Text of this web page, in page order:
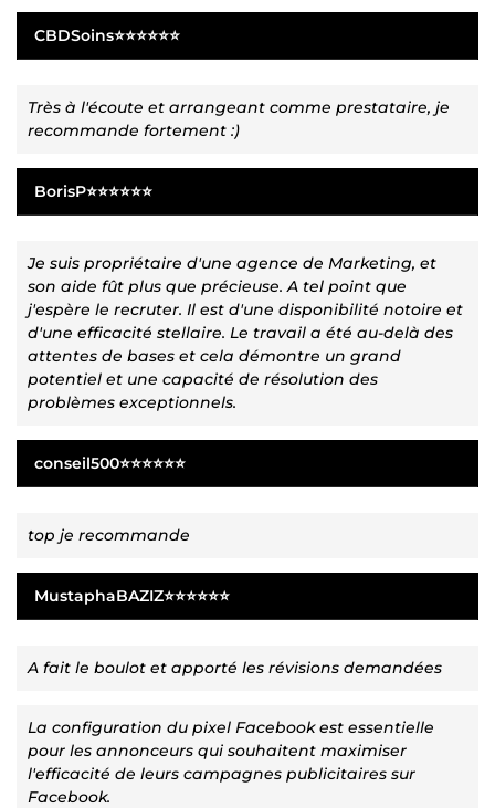
CBDSoins⭐⭐⭐⭐⭐⭐
Très à l'écoute et arrangeant comme prestataire, je
recommande fortement :)
BorisP⭐⭐⭐⭐⭐⭐
Je suis propriétaire d'une agence de Marketing, et
son aide fût plus que précieuse. A tel point que
j'espère le recruter. Il est d'une disponibilité notoire et
d'une efficacité stellaire. Le travail a été au-delà des
attentes de bases et cela démontre un grand
potentiel et une capacité de résolution des
problèmes exceptionnels.
conseil500⭐⭐⭐⭐⭐⭐
top je recommande
MustaphaBAZIZ⭐⭐⭐⭐⭐⭐
A fait le boulot et apporté les révisions demandées
La configuration du pixel Facebook est essentielle
pour les annonceurs qui souhaitent maximiser
l'efficacité de leurs campagnes publicitaires sur
Facebook.